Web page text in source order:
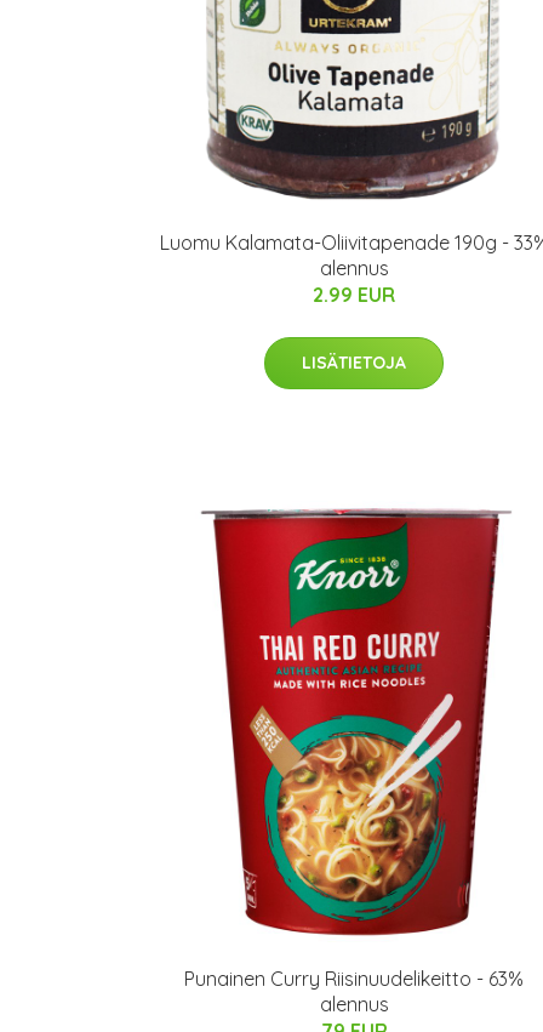
Luomu Kalamata-Oliivitapenade 190g -
alennus
2.99 EUR
LISÄTIETOJA
Punainen Curry Riisinuudelikeitto - 63%
alennus